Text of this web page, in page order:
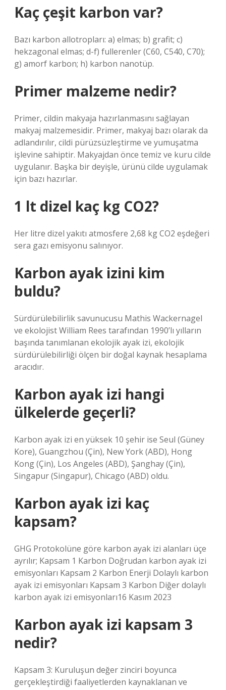
Kaç çeşit karbon var?
Bazı karbon allotropları: a) elmas; b) grafit; c)
hekzagonal elmas; d-f) fullerenler (C60, C540, C70);
g) amorf karbon; h) karbon nanotüp.
Primer malzeme nedir?
Primer, cildin makyaja hazırlanmasını sağlayan
makyaj malzemesidir. Primer, makyaj bazı olarak da
adlandırılır, cildi pürüzsüzleştirme ve yumuşatma
işlevine sahiptir. Makyajdan önce temiz ve kuru cilde
uygulanır. Başka bir deyişle, ürünü cilde uygulamak
için bazı hazırlar.
1 lt dizel kaç kg CO2?
Her litre dizel yakıtı atmosfere 2,68 kg CO2 eşdeğeri
sera gazı emisyonu salınıyor.
Karbon ayak izini kim
buldu?
Sürdürülebilirlik savunucusu Mathis Wackernagel
ve ekolojist William Rees tarafından 1990’lı yılların
başında tanımlanan ekolojik ayak izi, ekolojik
sürdürülebilirliği ölçen bir doğal kaynak hesaplama
aracıdır.
Karbon ayak izi hangi
ülkelerde geçerli?
Karbon ayak izi en yüksek 10 şehir ise Seul (Güney
Kore), Guangzhou (Çin), New York (ABD), Hong
Kong (Çin), Los Angeles (ABD), Şanghay (Çin),
Singapur (Singapur), Chicago (ABD) oldu.
Karbon ayak izi kaç
kapsam?
GHG Protokolüne göre karbon ayak izi alanları üçe
ayrılır; Kapsam 1 Karbon Doğrudan karbon ayak izi
emisyonları Kapsam 2 Karbon Enerji Dolaylı karbon
ayak izi emisyonları Kapsam 3 Karbon Diğer dolaylı
karbon ayak izi emisyonları16 Kasım 2023
Karbon ayak izi kapsam 3
nedir?
Kapsam 3: Kuruluşun değer zinciri boyunca
gerçekleştirdiği faaliyetlerden kaynaklanan ve